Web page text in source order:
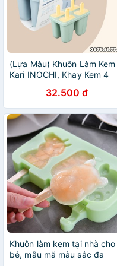
(Lựa Màu) Khuôn Làm Kem
Kari INOCHI, Khay Kem 4
Dễ Lấy, An Toàn
32.500 đ
Khuôn làm kem tại nhà cho
bé, mẫu mã màu sắc đa